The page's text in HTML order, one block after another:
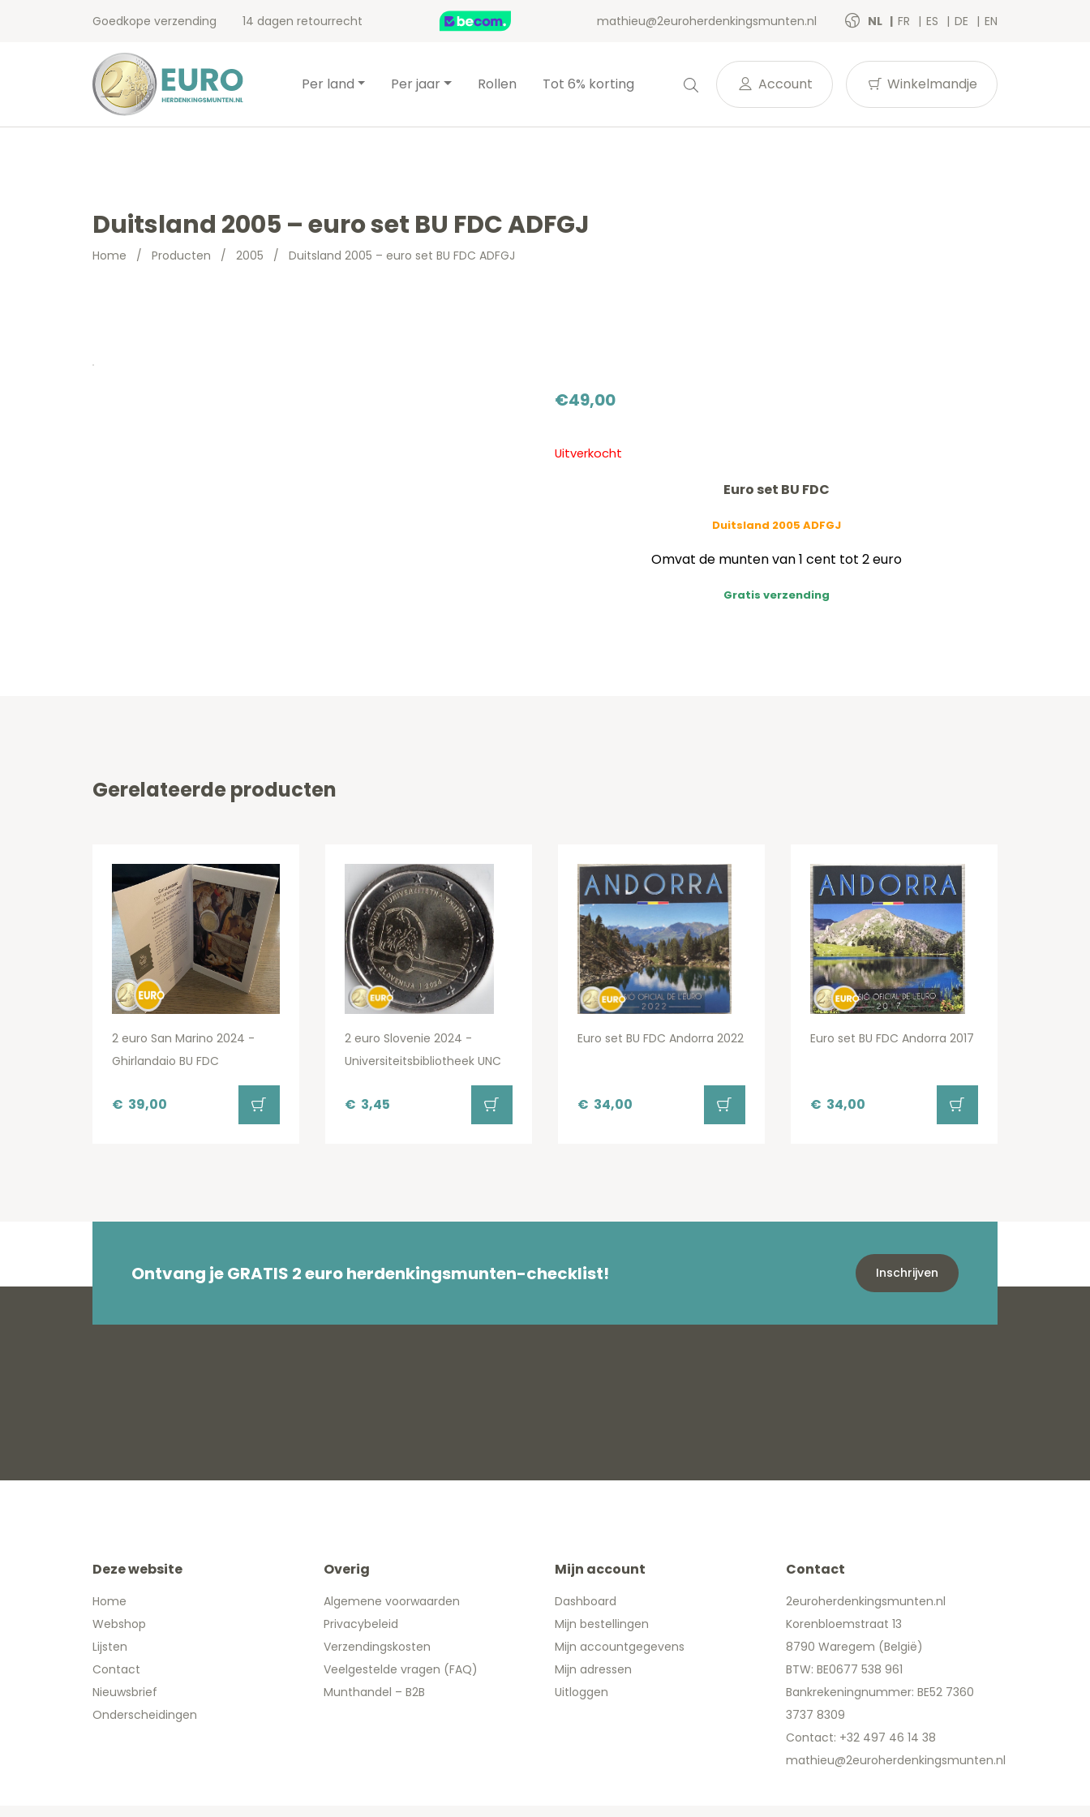
Goedkope verzending 14 dagen retourrecht mathieu@2euroherdenkingsmunten.nl NL FR ES DE EN
Per land Per jaar Rollen Tot 6% korting Account Winkelmandje
Duitsland 2005 – euro set BU FDC ADFGJ
Home / Producten / 2005 / Duitsland 2005 – euro set BU FDC ADFGJ
€49,00
Uitverkocht
Euro set BU FDC
Duitsland 2005 ADFGJ
Omvat de munten van 1 cent tot 2 euro
Gratis verzending
Gerelateerde producten
2 euro San Marino 2024 -
Ghirlandaio BU FDC
€ 39,00
2 euro Slovenie 2024 -
Universiteitsbibliotheek UNC
€ 3,45
Euro set BU FDC Andorra 2022
€ 34,00
Euro set BU FDC Andorra 2017
€ 34,00
Ontvang je GRATIS 2 euro herdenkingsmunten-checklist! Inschrijven
Deze website
Home
Webshop
Lijsten
Contact
Nieuwsbrief
Onderscheidingen
Overig
Algemene voorwaarden
Privacybeleid
Verzendingskosten
Veelgestelde vragen (FAQ)
Munthandel – B2B
Mijn account
Dashboard
Mijn bestellingen
Mijn accountgegevens
Mijn adressen
Uitloggen
Contact
2euroherdenkingsmunten.nl
Korenbloemstraat 13
8790 Waregem (België)
BTW: BE0677 538 961
Bankrekeningnummer: BE52 7360
3737 8309
Contact: +32 497 46 14 38
mathieu@2euroherdenkingsmunten.nl